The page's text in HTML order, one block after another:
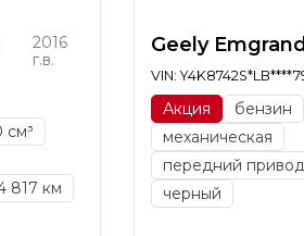
2016
г.в.
см³
817 км
Geely
VIN:
Акция бензин
механическая
передний привод
черный